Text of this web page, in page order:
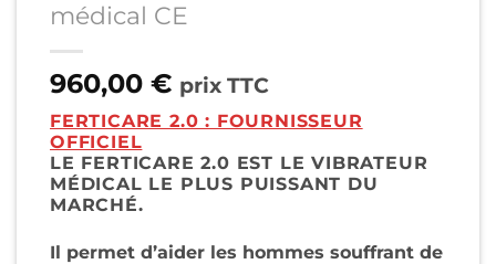
médical CE
960,00 € prix TTC
FERTICARE 2.0 : FOURNISSEUR
OFFICIEL
LE FERTICARE 2.0 EST LE VIBRATEUR
MÉDICAL LE PLUS PUISSANT DU
MARCHÉ.
Il permet d’aider les hommes souffrant de